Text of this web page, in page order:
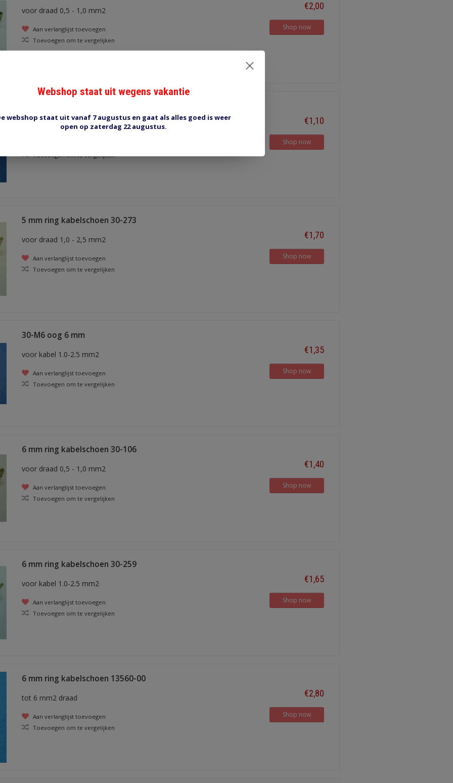
voor draad 0,5 - 1,0 mm2
Aan verlanglijst toevoegen
Toevoegen om te vergelijken
€2,00
Shop now
voor draad 1,0 - 2,5 mm2
Toevoegen om te vergelijken
€1,10
Shop now
5 mm ring kabelschoen 30-273
voor draad 1,0 - 2,5 mm2
Aan verlanglijst toevoegen
Toevoegen om te vergelijken
€1,70
Shop now
30-M6 oog 6 mm
voor kabel 1.0-2.5 mm2
Aan verlanglijst toevoegen
Toevoegen om te vergelijken
€1,35
Shop now
6 mm ring kabelschoen 30-106
voor draad 0,5 - 1,0 mm2
Aan verlanglijst toevoegen
Toevoegen om te vergelijken
€1,40
Shop now
6 mm ring kabelschoen 30-259
voor kabel 1.0-2.5 mm2
Aan verlanglijst toevoegen
Toevoegen om te vergelijken
€1,65
Shop now
6 mm ring kabelschoen 13560-00
tot 6 mm2 draad
Aan verlanglijst toevoegen
Toevoegen om te vergelijken
€2,80
Shop now
Webshop staat uit wegens vakantie
webshop staat uit vanaf 7 augustus en gaat als alles goed is weer
open op zaterdag 22 augustus.